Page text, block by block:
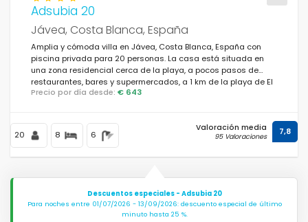
Adsubia 20
Jávea, Costa Blanca, España
Amplia y cómoda villa en Jávea, Costa Blanca, España con
piscina privada para 20 personas. La casa está situada en
una zona residencial cerca de la playa, a pocos pasos de
restaurantes, bares y supermercados, a 1 km de la playa de El
Arenal, Jávea, y a 1 km del Mar Mediterráneo, Jávea.
Precio por día desde: € 643
20 8 6
Valoración media
95 Valoraciones 7,8
Descuentos especiales - Adsubia 20
Para noches entre 01/07/2026 - 13/09/2026: descuento especial de último
minuto hasta 25 %.